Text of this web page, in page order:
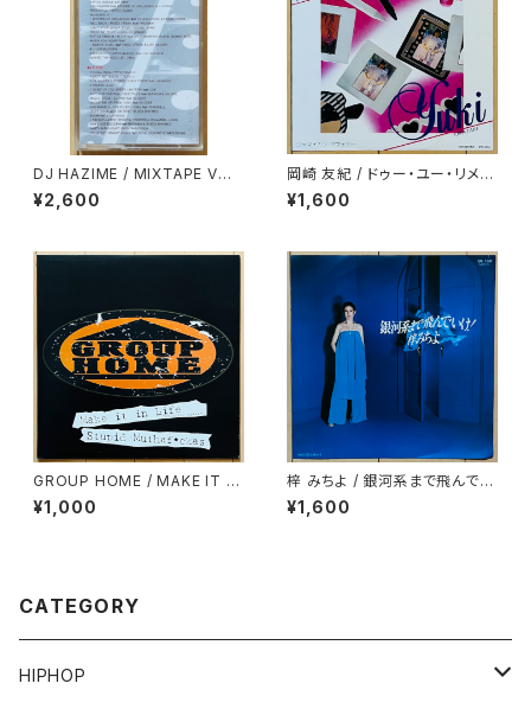
DJ HAZIME / MIXTAPE VOL.
10
¥2,600
岡崎 友紀 / ドゥー・ユー・リメン
バー・ミー
¥1,600
GROUP HOME / MAKE IT IN
LIFE
¥1,000
梓 みちよ / 銀河系まで飛んでい
け！
¥1,600
CATEGORY
HIPHOP